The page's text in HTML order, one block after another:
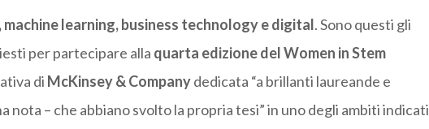
learning, business technology e digital. Sono questi gli
per partecipare alla quarta edizione del Women in Stem
di McKinsey & Companydedicata “a brillanti laureande e
nota – che abbiano svolto la propria tesi” in uno degli ambiti indicati